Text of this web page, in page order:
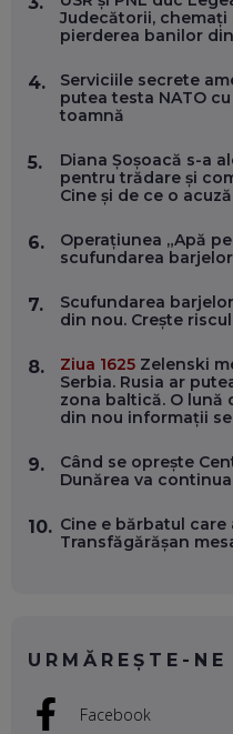
ANDREI
EFICIENT VIAȚA
EP. 56
ÎNVAȚĂ AEO ȘI
EP. 55
OLIVIU MATEI,
WASHINGTON,
EP. 54
VALENTIN
PROCESE, DAR CE
INSTITUȚIILE
EP. 53
VOICU OPREAN
GLOBALĂ, FĂRĂ
EP. 52
PARTICIPANȚII LA
ȚIPĂ, CU FEȚELE
Judecătorii,
pierderea banilor din
4.
Serviciile secrete
putea testa NATO
toamnă
5.
Diana Șoșoacă s-a
pentru trădare și
Cine și de ce o acuză
6.
Operațiunea „Apă
scufundarea
7.
Scufundarea
din nou. Crește
8. Ziua 1625 Zelenski
Serbia. Rusia ar
zona baltică. O lună
din nou informații
9.
Când se oprește
Dunărea va
10. Cine e bărbatul
Transfăgărășan
URMĂREȘTE-NE
Facebook